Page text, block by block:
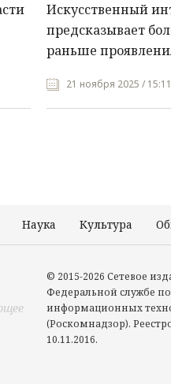
Искусственный
предсказывает
раньше
21 ноября 2025 / 15:11
Наука Культура
© 2015-2026 Сетевое
Федеральной службе по
информационных
(Роскомнадзор).
10.11.2016.